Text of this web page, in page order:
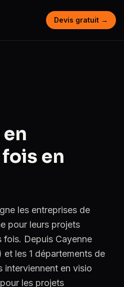
Devis gratuit →
en
les entreprises de
pour leurs projets
fois. Depuis Cayenne
les 1 départements de
interviennent en visio
les projets